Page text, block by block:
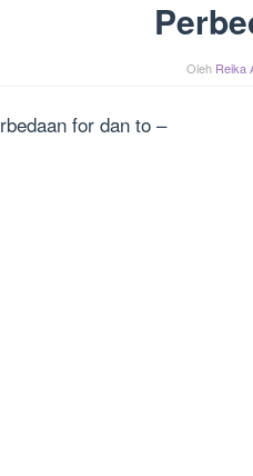
Oleh Reika
for dan to –